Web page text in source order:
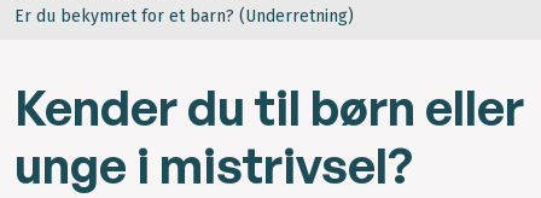
Er du bekymret for et barn? (Underretning)
Kender du til børn eller
unge i mistrivsel?